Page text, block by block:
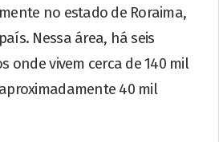
no estado de Roraima,
Nessa área, há seis
onde vivem cerca de 140 mil
40 mil